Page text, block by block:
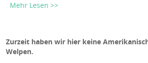
Mehr Lesen >>
Zurzeit haben wir hier keine
Welpen.